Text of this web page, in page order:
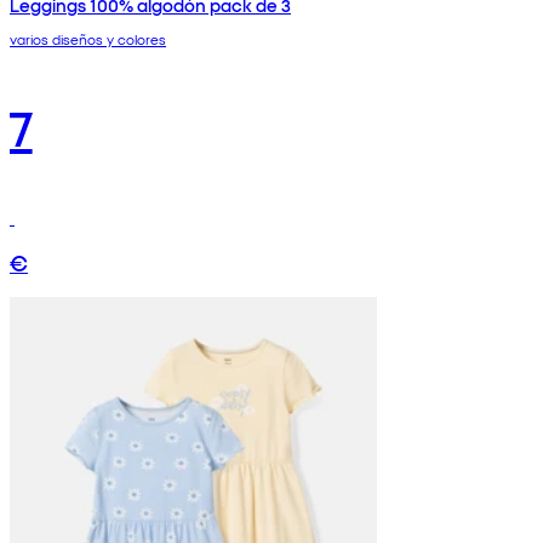
Leggings 100% algodón pack de 3
varios diseños y colores
7
€